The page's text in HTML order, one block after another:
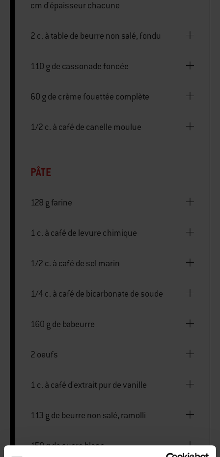
cm d'épaisseur chacune
2 c. à table de beurre non salé, fondu
110 g de cassonade foncée
60 g de crème fouettée complète
1/2 c. à café de canelle moulue
PÂTE
128 g farine
1 c. à café de levure chimique
1/2 c. à café de sel marin
1/4 c. à café de bicarbonate de soude
160 g de babeurre
2 oeufs
1 c. à café d'extrait pur de vanille
113 g de beurre non salé, ramolli
150 g de sucre blanc